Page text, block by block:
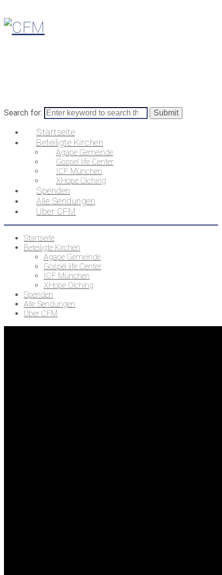
Search for:
Startseite
Beteiligte Kirchen
Agape Gemeinde
Gospel life Center
ICF München
XHope Olching
Spenden
Alle Sendungen
Über CFM
Startseite
Beteiligte Kirchen
Agape Gemeinde
Gospel life Center
ICF München
XHope Olching
Spenden
Alle Sendungen
Über CFM